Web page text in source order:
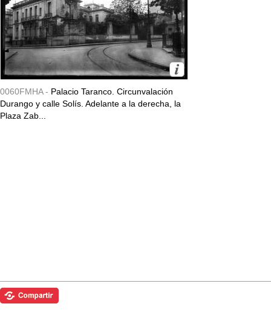
0060FMHA - Palacio Taranco. Circunvalación
Durango y calle Solís. Adelante a la derecha, la
Plaza Zab...